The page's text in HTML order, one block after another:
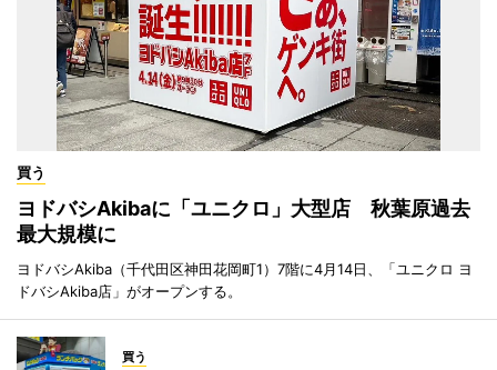
買う
ヨドバシAkibaに「ユニクロ」大型店 秋葉原過去
最大規模に
ヨドバシAkiba（千代田区神田花岡町1）7階に4月14日、「ユニクロ ヨ
ドバシAkiba店」がオープンする。
買う